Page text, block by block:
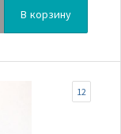
В корзину
12